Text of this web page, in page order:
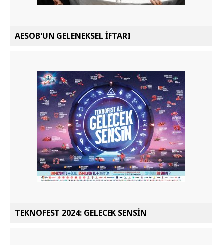
AESOB'UN GELENEKSEL İFTARI
TEKNOFEST 2024: GELECEK SENSİN